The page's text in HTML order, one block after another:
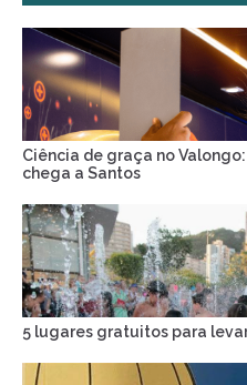
Ciência de graça no
chega a Santos
5 lugares gratuitos para